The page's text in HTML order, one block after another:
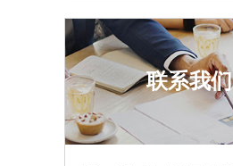
联系我们